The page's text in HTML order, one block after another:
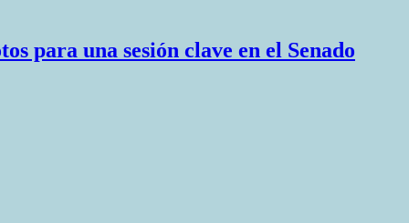
para una sesión clave en el Senado